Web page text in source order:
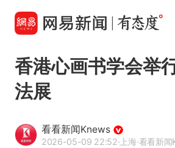
香港心画书学会举
法展
看看新闻Knews
2026-05-09 22:52·上海·看看新闻